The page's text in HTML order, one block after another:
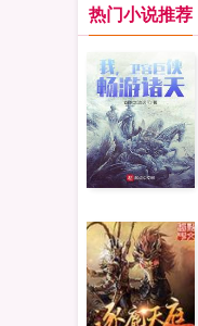
热门小说推荐